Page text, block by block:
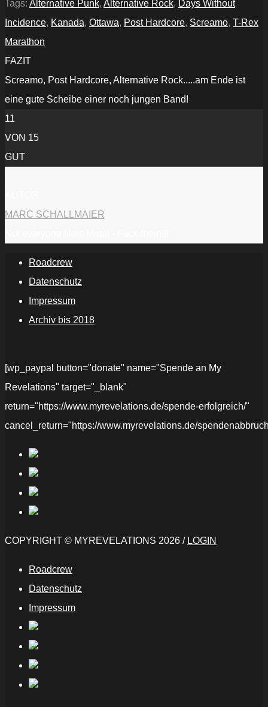
YouTube
anzeigen
Tags: Alternative Punk, Alternative Rock, Days Without
Incidence, Kanada, Ottawa, Post Hardcore, Screamo, T-Rex
Marathon
FAZIT
Screamo, Post Hardcore, Alternative Rock.....am Ende ist
eine gute Scheibe einer noch jungen Band!
11
VON 15
GUT
MARC SCHALLMAIER
Roadcrew
Datenschutz
Impressum
Archiv bis 2018
[wp_paypal button="donate" name="Spende an My
Revelations" target="_blank"
return="https://www.myrevelations.de/spende-erfolgreich/"
cancel_return="https://www.myrevelations.de/
COPYRIGHT © MYREVELATIONS 2026 / LOGIN
Roadcrew
Datenschutz
Impressum